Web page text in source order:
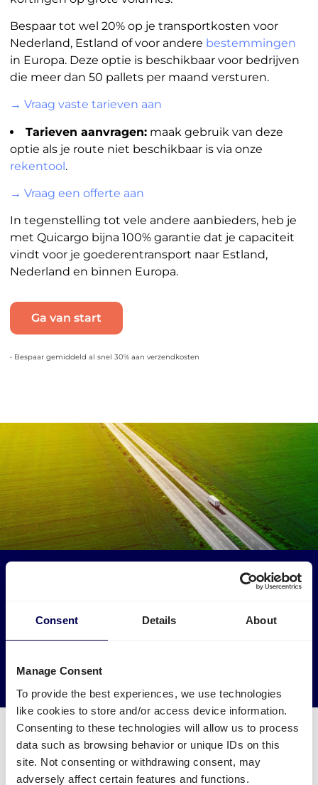
Consent Details About
Manage Consent
To provide the best experiences, we use technologies
like cookies to store and/or access device information.
Consenting to these technologies will allow us to process
data such as browsing behavior or unique IDs on this
site. Not consenting or withdrawing consent, may
adversely affect certain features and functions.
Bespaar tot wel 20% op je transportkosten voor
Nederland, Estland of voor andere bestemmingen
in Europa. Deze optie is beschikbaar voor bedrijven
die meer dan 50 pallets per maand versturen.
→ Vraag vaste tarieven aan
Tarieven aanvragen:maak gebruik van deze
optie als je route niet beschikbaar is via onze
rekentool.
→ Vraag een offerte aan
In tegenstelling tot vele andere aanbieders, heb je
met Quicargo bijna 100% garantie dat je capaciteit
vindt voor je goederentransport naar Estland,
Nederland en binnen Europa.
Ga van start
• Bespaar gemiddeld al snel 30% aan verzendkosten
verminder je lege kilometers tussen Nederland en Estland.
Verminder je CO2 uitstoot